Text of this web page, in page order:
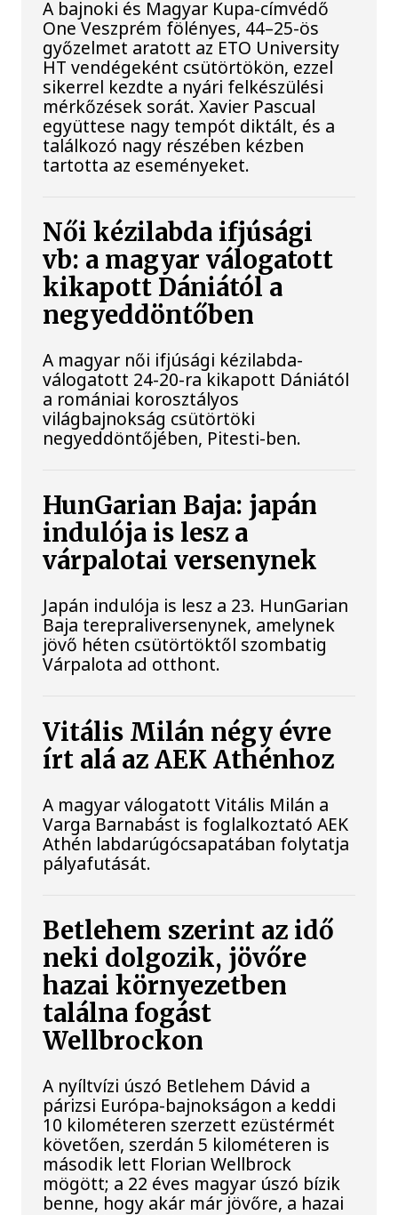
A bajnoki és Magyar Kupa-címvédő
One Veszprém fölényes, 44–25-ös
győzelmet aratott az ETO University
HT vendégeként csütörtökön, ezzel
sikerrel kezdte a nyári felkészülési
mérkőzések sorát. Xavier Pascual
együttese nagy tempót diktált, és a
találkozó nagy részében kézben
tartotta az eseményeket.
Női kézilabda ifjúsági
vb: a magyar válogatott
kikapott Dániától a
negyeddöntőben
A magyar női ifjúsági kézilabda-
válogatott 24-20-ra kikapott Dániától
a romániai korosztályos
világbajnokság csütörtöki
negyeddöntőjében, Pitesti-ben.
HunGarian Baja: japán
indulója is lesz a
várpalotai versenynek
Japán indulója is lesz a 23. HunGarian
Baja terepraliversenynek, amelynek
jövő héten csütörtöktől szombatig
Várpalota ad otthont.
Vitális Milán négy évre
írt alá az AEK Athénhoz
A magyar válogatott Vitális Milán a
Varga Barnabást is foglalkoztató AEK
Athén labdarúgócsapatában folytatja
pályafutását.
Betlehem szerint az idő
neki dolgozik, jövőre
hazai környezetben
találna fogást
Wellbrockon
A nyíltvízi úszó Betlehem Dávid a
párizsi Európa-bajnokságon a keddi
10 kilométeren szerzett ezüstérmét
követően, szerdán 5 kilométeren is
második lett Florian Wellbrock
mögött; a 22 éves magyar úszó bízik
benne, hogy akár már jövőre, a hazai